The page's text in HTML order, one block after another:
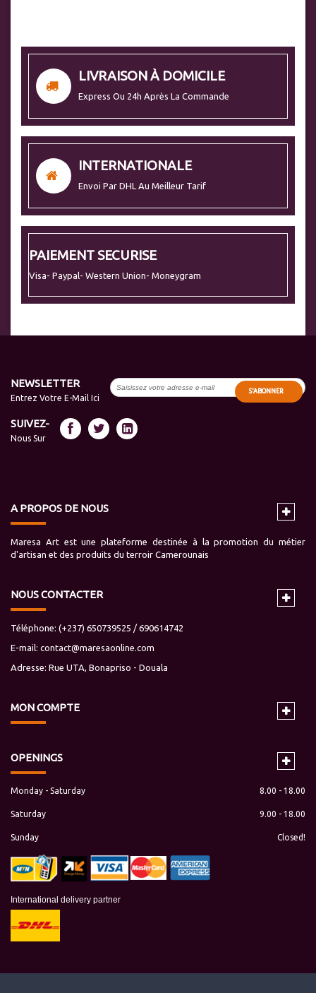
LIVRAISON À DOMICILE
Express Ou 24h Après La Commande
INTERNATIONALE
Envoi Par DHL Au Meilleur Tarif
PAIEMENT SECURISE
Visa- Paypal- Western Union- Moneygram
NEWSLETTER
Entrez Votre E-Mail Ici
S'ABONNER
SUIVEZ-
Nous Sur
A PROPOS DE NOUS
Maresa Art est une plateforme destinée à la promotion du métier
d'artisan et des produits du terroir Camerounais
NOUS CONTACTER
Téléphone: (+237) 650739525 / 690614742
E-mail: contact@maresaonline.com
Adresse: Rue UTA, Bonapriso - Douala
MONCOMPTE
OPENINGS
Monday - Saturday 8.00 - 18.00
Saturday 9.00 - 18.00
Sunday Closed!
International delivery partner